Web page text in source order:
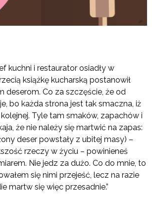
kuchni i restaurator osiadły w
książkę kucharską postanowił
deserom. Co za szczęście, że od
bo każda strona jest tak smaczna, iż
Tyle tam smaków, zapachów i
że nie należy się martwić na zapas:
deser powstały z ubitej masy) –
rzeczy w życiu – powinieneś
Nie jedz za dużo. Co do mnie, to
się nimi przejeść, lecz na razie
martw się więc przesadnie.”